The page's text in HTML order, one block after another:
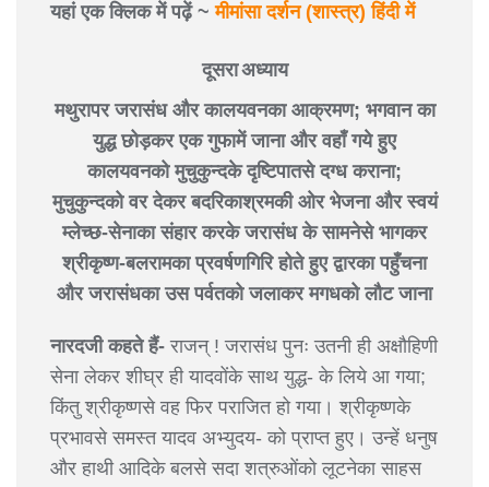
यहां एक क्लिक में पढ़ें ~मीमांसा दर्शन (शास्त्र) हिंदी में
दूसरा अध्याय
मथुरापर जरासंध और कालयवनका आक्रमण; भगवान का
युद्ध छोड़कर एक गुफामें जाना और वहाँ गये हुए
कालयवनको मुचुकुन्दके दृष्टिपातसे दग्ध कराना;
मुचुकुन्दको वर देकर बदरिकाश्रमकी ओर भेजना और स्वयं
म्लेच्छ-सेनाका संहार करके जरासंध के सामनेसे भागकर
श्रीकृष्ण-बलरामका प्रवर्षणगिरि होते हुए द्वारका पहुँचना
और जरासंधका उस पर्वतको जलाकर मगधको लौट जाना
नारदजी कहते हैं- राजन् ! जरासंध पुनः उतनी ही अक्षौहिणी
सेना लेकर शीघ्र ही यादवोंके साथ युद्ध- के लिये आ गया;
किंतु श्रीकृष्णसे वह फिर पराजित हो गया। श्रीकृष्णके
प्रभावसे समस्त यादव अभ्युदय- को प्राप्त हुए। उन्हें धनुष
और हाथी आदिके बलसे सदा शत्रुओंको लूटनेका साहस